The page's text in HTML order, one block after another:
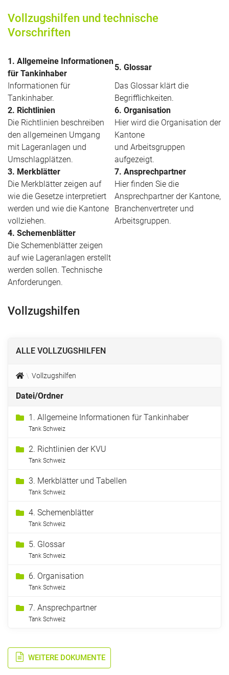
Vollzugshilfen und technische
Vorschriften
1. Allgemeine Informationen
für Tankinhaber
5. Glossar
Informationen für
Tankinhaber.
Das Glossar klärt die
Begrifflichkeiten.
2. Richtlinien
6. Organisation
Die Richtlinien beschreiben
den allgemeinen Umgang
Hier wird die Organisation der
Kantone
mit Lageranlagen und
Umschlagplätzen.
und Arbeitsgruppen
aufgezeigt.
3. Merkblätter
7. Ansprechpartner
Die Merkblätter zeigen auf
wie die Gesetze interpretiert
Hier finden Sie die
Ansprechpartner der Kantone,
werden und wie die Kantone
vollziehen.
Branchenvertreter und
Arbeitsgruppen.
4. Schemenblätter
Die Schemenblätter zeigen
auf wie Lageranlagen erstellt
werden sollen. Technische
Anforderungen.
Vollzugshilfen
ALLE VOLLZUGSHILFEN
Vollzugshilfen
Datei/Ordner
1. Allgemeine Informationen für Tankinhaber
Tank Schweiz
2. Richtlinien der KVU
Tank Schweiz
3. Merkblätter und Tabellen
Tank Schweiz
4. Schemenblätter
Tank Schweiz
5. Glossar
Tank Schweiz
6. Organisation
Tank Schweiz
7. Ansprechpartner
Tank Schweiz
WEITERE DOKUMENTE